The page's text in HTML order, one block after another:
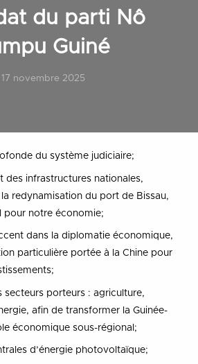
du parti Nô
Guiné
17 novembre 2025
du système judiciaire;
des infrastructures nationales,
redynamisation du port de Bissau,
pour notre économie;
dans la diplomatie économique,
particulière portée à la Chine pour
secteurs porteurs : agriculture,
afin de transformer la Guinée-
économique sous-régional;
d’énergie photovoltaïque;